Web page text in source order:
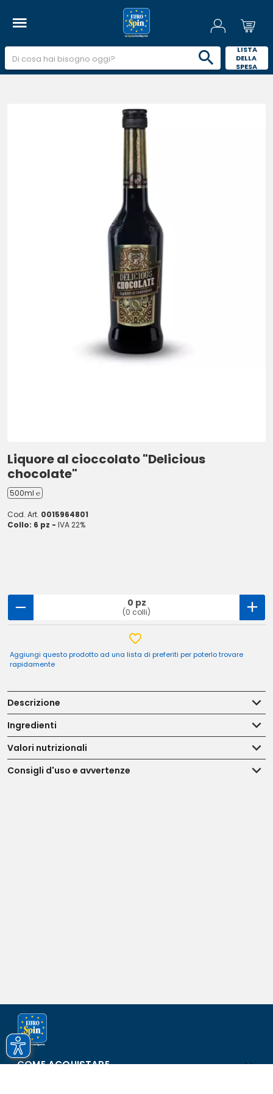
LISTA
DELLA
SPESA
Liquore al cioccolato "Delicious
chocolate"
500ml ℮
Cod. Art. 0015964801
Collo: 6 pz - IVA 22%
0 pz
(0 colli)
Aggiungi questo prodotto ad una lista di preferiti per poterlo trovare
rapidamente
Descrizione
Ingredienti
Valori nutrizionali
Consigli d'uso e avvertenze
COME ACQUISTARE